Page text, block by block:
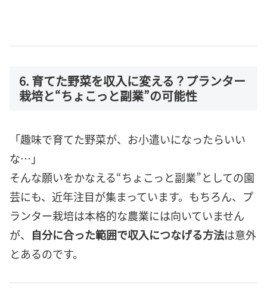
6. 育てた野菜を収入に変える？プランター
栽培と“ちょこっと副業”の可能性
「趣味で育てた野菜が、お小遣いになったらいい
な…」
そんな願いをかなえる“ちょこっと副業”としての園
芸にも、近年注目が集まっています。もちろん、プ
ランター栽培は本格的な農業には向いていません
が、
自分に合った範囲で収入につなげる方法は意外
とあるのです。